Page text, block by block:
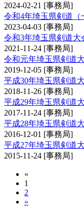
2024-02-21 [事務局]
令和4年埼玉県剣道（
2023-04-03 [事務局]
令和3年埼玉県剣道
2021-11-24 [事務局]
令和元年埼玉県剣道
2019-12-05 [事務局]
平成30年埼玉県剣道
2018-11-26 [事務局]
平成29年埼玉県剣道
2017-11-24 [事務局]
平成28年埼玉県剣道
2016-12-01 [事務局]
平成27年埼玉県剣道
2015-11-24 [事務局]
«
1
2
»